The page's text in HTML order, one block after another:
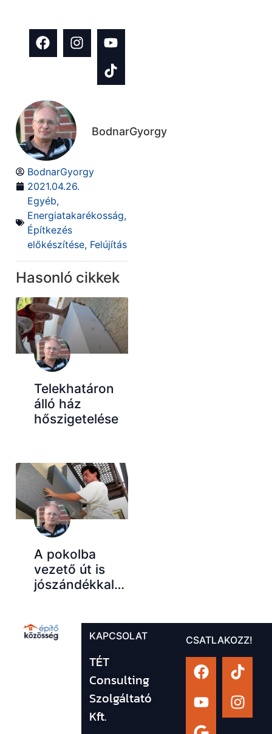
BodnarGyorgy
BodnarGyorgy
2021.04.26.
Egyéb,
Energiatakarékosság,
Építkezés
előkészítése, Felújítás
Hasonló cikkek
Telekhatáron
álló ház
hőszigetelése
A pokolba
vezető út is
jószándékkal…
KAPCSOLAT
TÉT
Consulting
Szolgáltató
Kft.
CSATLAKOZZ!